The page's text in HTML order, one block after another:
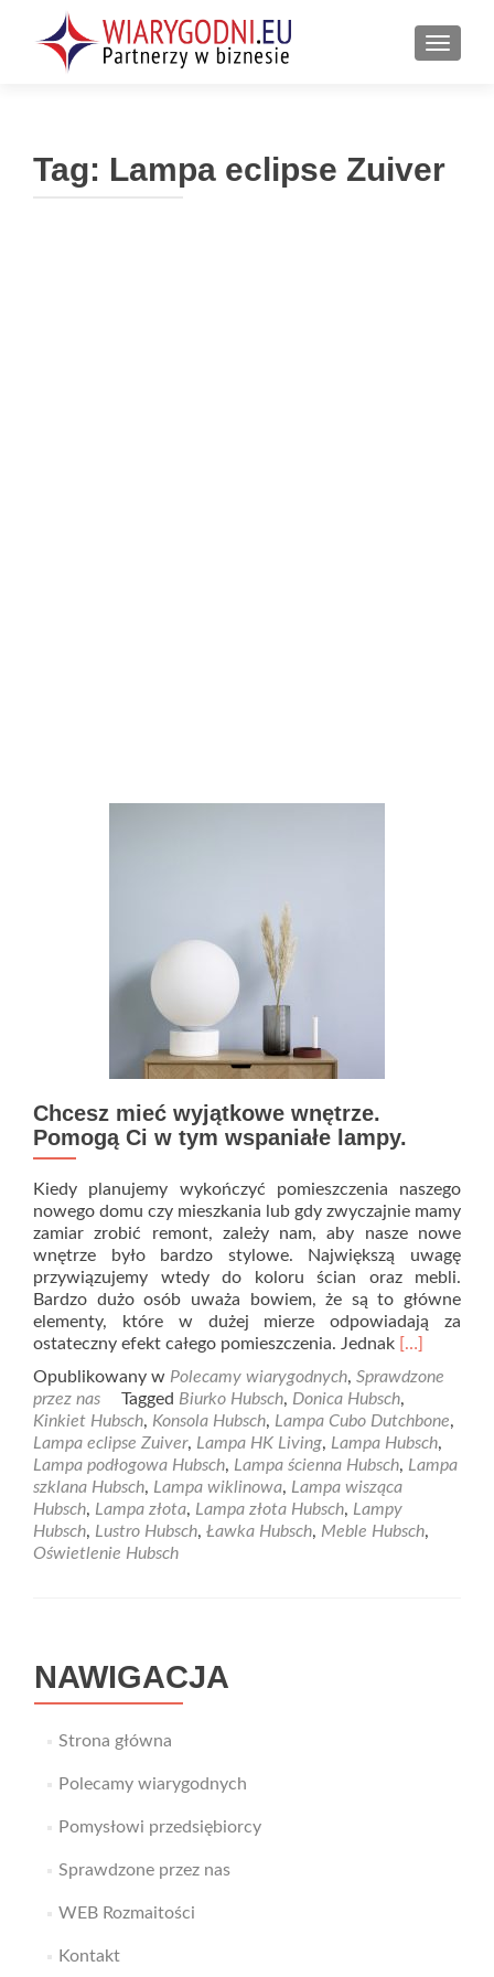
Tag: Lampa eclipse Zuiver
Chcesz mieć wyjątkowe wnętrze.
Pomogą Ci w tym wspaniałe lampy.
Kiedy planujemy wykończyć pomieszczenia naszego
nowego domu czy mieszkania lub gdy zwyczajnie mamy
zamiar zrobić remont, zależy nam, aby nasze nowe
wnętrze było bardzo stylowe. Największą uwagę
przywiązujemy wtedy do koloru ścian oraz mebli.
Bardzo dużo osób uważa bowiem, że są to główne
elementy, które w dużej mierze odpowiadają za
ostateczny efekt całego pomieszczenia. Jednak Read
about
Chcesz
mieć
wyjątkowe
wnętrze.
Pomogą
Ci
w
[…]
Opublikowany w Polecamy wiarygodnych, Sprawdzone
przez nas
Tagged Biurko Hubsch, Donica Hubsch,
Kinkiet Hubsch, Konsola Hubsch, Lampa Cubo Dutchbone,
Lampa eclipse Zuiver, Lampa HK Living, Lampa Hubsch,
Lampa podłogowa Hubsch, Lampa ścienna Hubsch, Lampa
szklana Hubsch, Lampa wiklinowa, Lampa wisząca
Hubsch, Lampa złota, Lampa złota Hubsch, Lampy
Hubsch, Lustro Hubsch, Ławka Hubsch, Meble Hubsch,
Oświetlenie Hubsch
NAWIGACJA
Strona główna
Polecamy wiarygodnych
Pomysłowi przedsiębiorcy
Sprawdzone przez nas
WEB Rozmaitości
Kontakt